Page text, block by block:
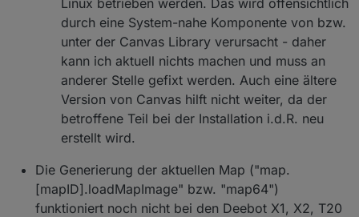
durch eine System-nahe Komponente von bzw.
unter der Canvas Library verursacht - daher
kann ich aktuell nichts machen und muss an
anderer Stelle gefixt werden. Auch eine ältere
Version von Canvas hilft nicht weiter, da der
betroffene Teil bei der Installation i.d.R. neu
erstellt wird.
Die Generierung der aktuellen Map ("map.
[mapID].loadMapImage" bzw. "map64")
funktioniert noch nicht bei den Deebot X1, X2, T20